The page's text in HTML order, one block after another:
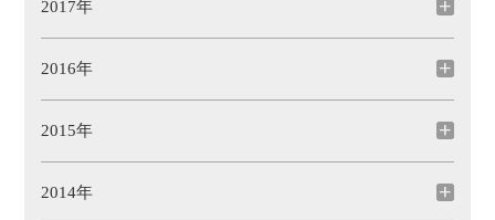
2017年
2016年
2015年
2014年